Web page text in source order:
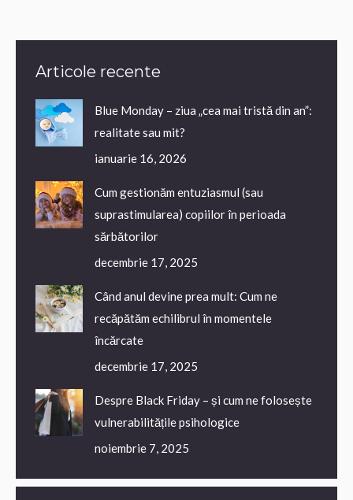
Articole recente
Blue Monday – ziua „cea mai tristă din an”:
realitate sau mit?
ianuarie 16, 2026
Cum gestionăm entuziasmul (sau
suprastimularea) copiilor în perioada
sărbătorilor
decembrie 17, 2025
Când anul devine prea mult: Cum ne
recăpătăm echilibrul în momentele
încărcate
decembrie 17, 2025
Despre Black Friday – și cum ne folosește
vulnerabilitățile psihologice
noiembrie 7, 2025